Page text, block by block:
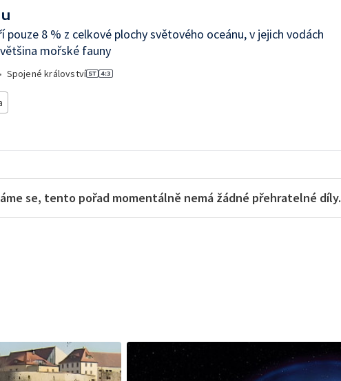
pouze 8 % z celkové plochy světového oceánu, v jejich vodách
mořské fauny
• Spojené království
se, tento pořad momentálně nemá žádné přehratelné díly.